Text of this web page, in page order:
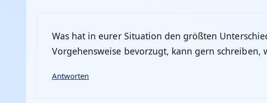
Was hat in eurer Situation den größten
Vorgehensweise bevorzugt, kann gern schreiben,
Antworten